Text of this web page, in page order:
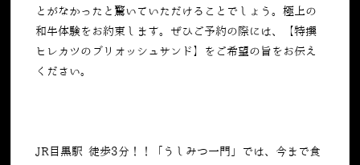
とがなかったと驚いていただけることでしょう。極上の
和牛体験をお約束します。ぜひご予約の際には、【特撰
ヒレカツのブリオッシュサンド】をご希望の旨をお伝え
ください。
JR目黒駅 徒歩3分！！「うしみつ一門」では、今まで食